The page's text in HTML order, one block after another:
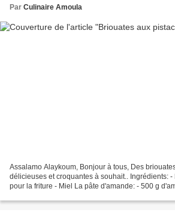
Par Culinaire Amoula
Assalamo Alaykoum, Bonjour à tous, Des
délicieuses et croquantes à souhait.. Ingrédients:
pour la friture - Miel La pâte d'amande: - 500 g